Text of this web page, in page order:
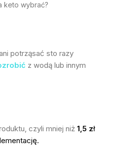
keto wybrać?
potrząsać sto razy
z wodą lub innym
czyli mniej niż 1,5 zł